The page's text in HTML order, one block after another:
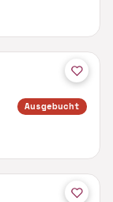
Ausgebucht